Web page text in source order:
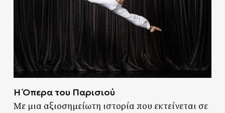
Η Όπερα του Παρισιού
Με μια αξιοσημείωτη ιστορία που εκτείνεται σε